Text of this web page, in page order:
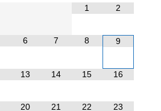
1
2
6 7 8 9
13 14 15 16
20 21 22 23